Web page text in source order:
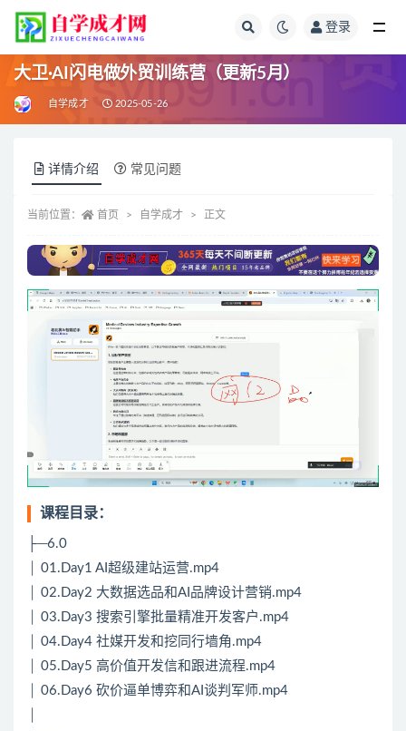
登录
大卫·AI闪电做外贸训练营（更新5月）
自学成才 2025-05-26
详情介绍 常见问题
当前位置： 首页 自学成才 正文
课程目录：
├─6.0
│ 01.Day1 AI超级建站运营.mp4
│ 02.Day2 大数据选品和AI品牌设计营销.mp4
│ 03.Day3 搜索引擎批量精准开发客户.mp4
│ 04.Day4 社媒开发和挖同行墙角.mp4
│ 05.Day5 高价值开发信和跟进流程.mp4
│ 06.Day6 砍价逼单博弈和AI谈判军师.mp4